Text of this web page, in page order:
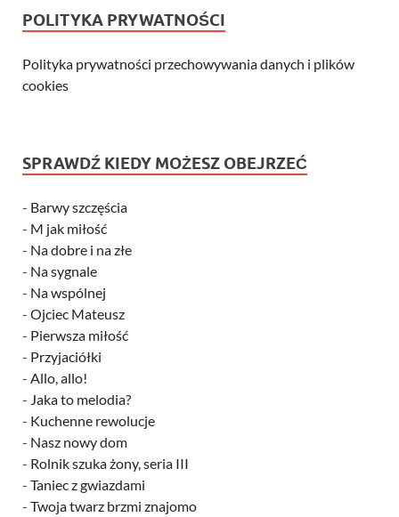
POLITYKA PRYWATNOŚCI
Polityka prywatności przechowywania danych i plików
cookies
SPRAWDŹ KIEDY MOŻESZ OBEJRZEĆ
- Barwy szczęścia
- M jak miłość
- Na dobre i na złe
- Na sygnale
- Na wspólnej
- Ojciec Mateusz
- Pierwsza miłość
- Przyjaciółki
- Allo, allo!
- Jaka to melodia?
- Kuchenne rewolucje
- Nasz nowy dom
- Rolnik szuka żony, seria III
- Taniec z gwiazdami
- Twoja twarz brzmi znajomo